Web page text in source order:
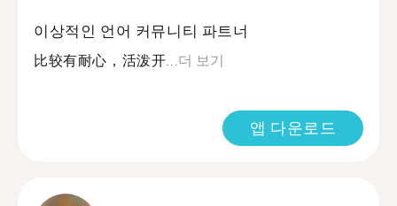
이상적인 언어 커뮤니티 파트너
比较有耐心，活泼开...더 보기
앱 다운로드